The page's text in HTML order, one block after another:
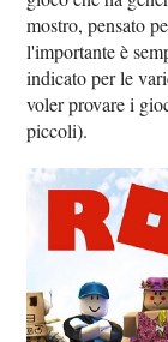
mostro, pensato
l'importante è
indicato per le
voler provare i
piccoli).